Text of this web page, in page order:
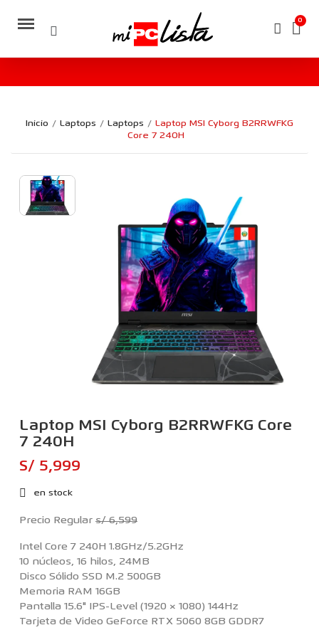
Inicio Laptops Laptops
Laptop MSI Cyborg B2RRWFKG
Core 7 240H
Laptop MSI Cyborg B2RRWFKG Core
7 240H
S/ 5,999
en stock
Precio Regular s/ 6,599
Intel Core 7 240H 1.8GHz/5.2GHz
10 núcleos, 16 hilos, 24MB
Disco Sólido SSD M.2 500GB
Memoria RAM 16GB
Pantalla 15.6" IPS-Level (1920 × 1080) 144Hz
Tarjeta de Video GeForce RTX 5060 8GB GDDR7